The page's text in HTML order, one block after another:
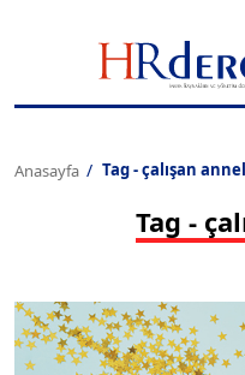
Anasayfa Tag - çalışan
Tag -